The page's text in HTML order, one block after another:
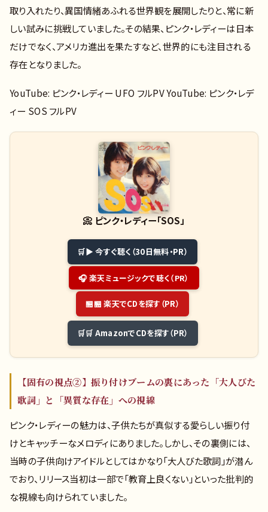
取り入れたり、異国情緒あふれる世界観を展開したりと、常に新
しい試みに挑戦していました。その結果、ピンク・レディーは日本
だけでなく、アメリカ進出を果たすなど、世界的にも注目される
存在となりました。
YouTube: ピンク・レディー UFO フルPV YouTube: ピンク・レデ
ィー SOS フルPV
📀 ピンク・レディー「SOS」
▶ 今すぐ聴く（30日無料・PR）
🎧 楽天ミュージックで聴く（PR）
🏪 楽天でCDを探す（PR）
🛒 AmazonでCDを探す（PR）
【固有の視点②】振り付けブームの裏にあった「大人びた
歌詞」と「異質な存在」への視線
ピンク・レディーの魅力は、子供たちが真似する愛らしい振り付
けとキャッチーなメロディにありました。しかし、その裏側には、
当時の子供向けアイドルとしてはかなり「大人びた歌詞」が潜ん
でおり、リリース当初は一部で「教育上良くない」といった批判的
な視線も向けられていました。